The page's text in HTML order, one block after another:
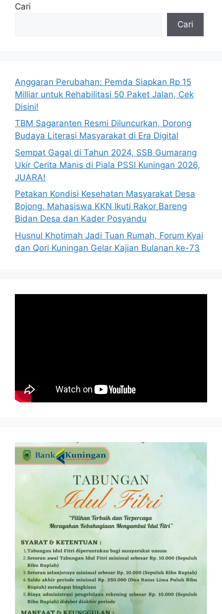
Cari
Cari
Anggaran Perubahan: Pemda Siapkan Rp 15
Milliar untuk Rehabilitasi 50 Paket Jalan, Cek
Disini!
TBM Sagaranten Resmi Diluncurkan, Dorong
Budaya Literasi Masyarakat di Era Digital
Sempat Gagal di Tahun 2024, SSB Gumarang
Ukir Cerita Manis di Piala PSSI Kuningan 2026,
JUARA!
Petakan Kondisi Kesehatan Masyarakat Desa
Bojong, Mahasiswa KKN Ikuti Rakor Bareng
Bidan Desa dan Kader Posyandu
Husnul Khotimah Jadi Tuan Rumah, Forum Kyai
dan Qori Kuningan Gelar Kajian Bulanan ke-73